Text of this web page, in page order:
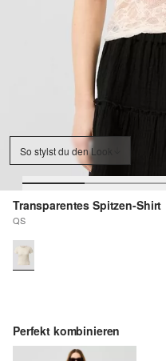
So stylst du den Look
Transparentes Spitzen-Shirt
QS
Perfekt kombinieren